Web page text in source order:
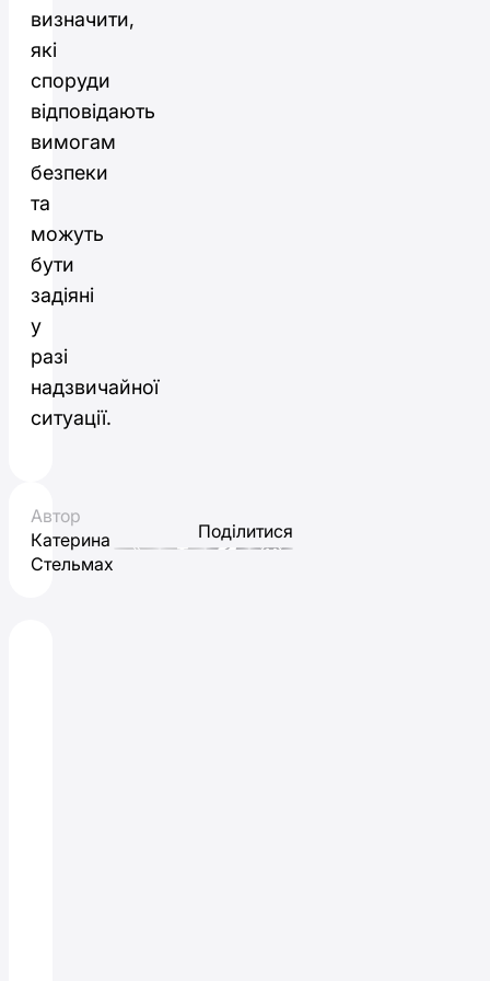
визначити,
які
споруди
відповідають
вимогам
безпеки
та
можуть
бути
задіяні
у
разі
надзвичайної
ситуації.
Автор
Катерина
Стельмах
Поділитися